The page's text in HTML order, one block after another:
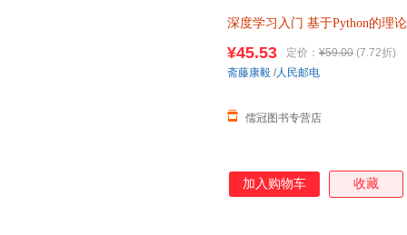
为什么加深层可以提高识别精
深度学习入门 基于Python的理
优先发货 部分书籍卖价高于定
¥45.53 定价： ¥59.00 (7.72折)
儒冠图书专营店
斋藤康毅 /人民邮电
加入购物车 收藏